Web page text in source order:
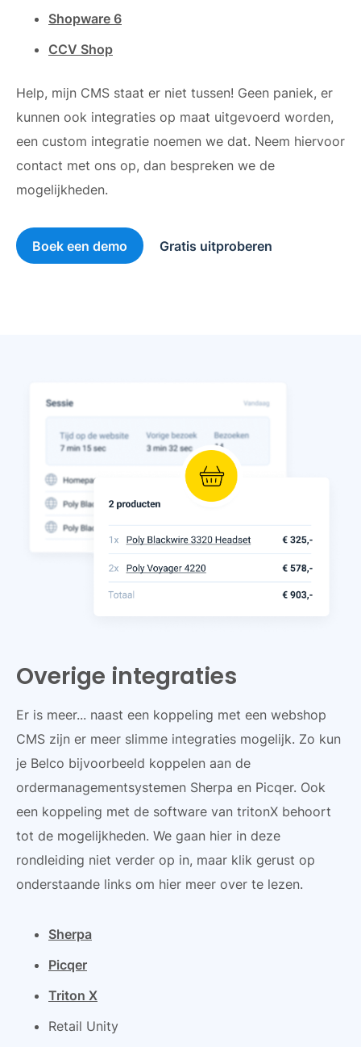
Shopware 6
CCV Shop
Help, mijn CMS staat er niet tussen! Geen paniek, er
kunnen ook integraties op maat uitgevoerd worden,
een custom integratie noemen we dat. Neem hiervoor
contact met ons op, dan bespreken we de
mogelijkheden.
Boek een demo Gratis uitproberen
Overige integraties
Er is meer... naast een koppeling met een webshop
CMS zijn er meer slimme integraties mogelijk. Zo kun
je Belco bijvoorbeeld koppelen aan de
ordermanagementsystemen Sherpa en Picqer. Ook
een koppeling met de software van tritonX behoort
tot de mogelijkheden. We gaan hier in deze
rondleiding niet verder op in, maar klik gerust op
onderstaande links om hier meer over te lezen.
Sherpa
Picqer
Triton X
Retail Unity